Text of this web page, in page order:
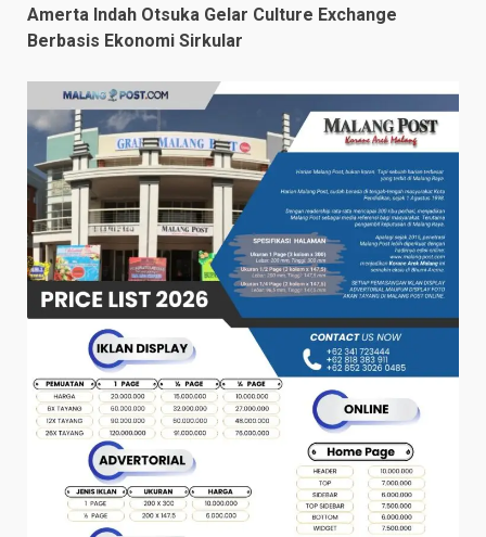
Amerta Indah Otsuka Gelar Culture Exchange
Berbasis Ekonomi Sirkular